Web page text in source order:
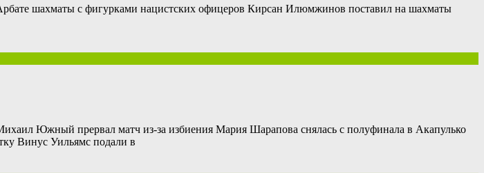
шахматы с фигурками нацистских офицеров Кирсан Илюмжинов поставил на шахматы
Южный прервал матч из-за избиения Мария Шарапова снялась с полуфинала в Акапулько
Винус Уильямс подали в